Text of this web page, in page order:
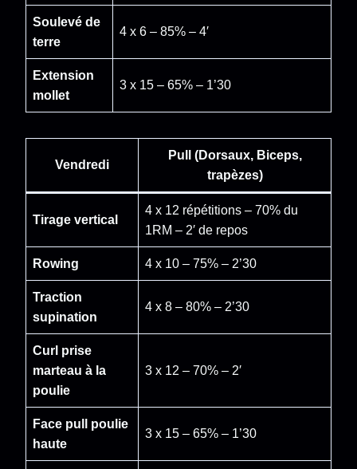
Soulevé de
terre
4 x 6 – 85% – 4′
Extension
mollet
3 x 15 – 65% – 1’30
Vendredi
Pull (Dorsaux, Biceps,
trapèzes)
Tirage vertical
4 x 12 répétitions – 70% du
1RM – 2′ de repos
Rowing 4 x 10 – 75% – 2’30
Traction
supination
4 x 8 – 80% – 2’30
Curl prise
marteau à la
poulie
3 x 12 – 70% – 2′
Face pull poulie
haute
3 x 15 – 65% – 1’30